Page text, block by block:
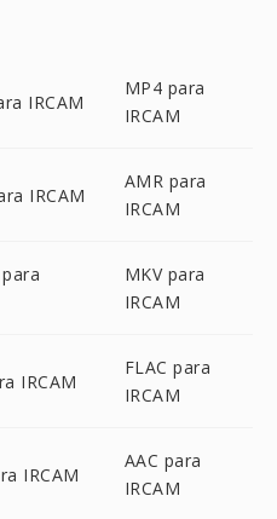
IRCAM
MP4 para
IRCAM
IRCAM
AMR para
IRCAM
MKV para
IRCAM
IRCAM
FLAC para
IRCAM
IRCAM
AAC para
IRCAM